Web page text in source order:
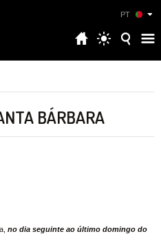
PT
BÁRBARA
no dia seguinte ao último domingo do